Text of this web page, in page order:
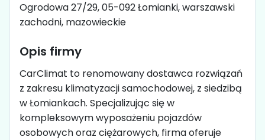
Ogrodowa 27/29, 05-092 Łomianki, warszawski
zachodni, mazowieckie
Opis firmy
CarClimat to renomowany dostawca rozwiązań
z zakresu klimatyzacji samochodowej, z siedzibą
w Łomiankach. Specjalizując się w
kompleksowym wyposażeniu pojazdów
osobowych oraz ciężarowych, firma oferuje